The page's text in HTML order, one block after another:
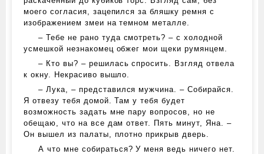
моего согласия, зацепился за бляшку ремня с
изображением змеи на темном металле.
– Тебе не рано туда смотреть? – с холодной
усмешкой незнакомец обжег мои щеки румянцем.
– Кто вы? – решилась спросить. Взгляд отвела
к окну. Некрасиво вышло.
– Лука, – представился мужчина. – Собирайся.
Я отвезу тебя домой. Там у тебя будет
возможность задать мне пару вопросов, но не
обещаю, что на все дам ответ. Пять минут, Яна. –
Он вышел из палаты, плотно прикрыв дверь.
А что мне собираться? У меня ведь ничего нет.